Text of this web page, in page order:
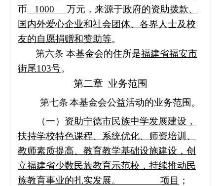
币 1000 万元，来源于政府的资助拨款、
国内外爱心企业和社会团体、各界人士及校
友的自愿捐赠和赞助等。
第六条 本基金会的住所是福建省福安市
街尾103号。
第二章 业务范围
第七条本基金会公益活动的业务范围。
（一） 资助宁德市民族中学发展建设，
扶持学校特色课程、系统优化、师资培训、
教师素质提高、教育教学基础设施建设，创
立福建省少数民族教育示范校，持续推动民
族教育事业的扎实发展。 项目
；